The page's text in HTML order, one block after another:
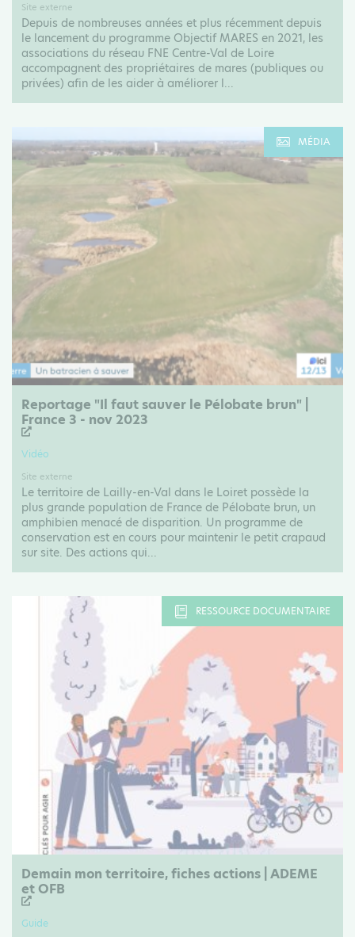
Site externe
Depuis de nombreuses années et plus récemment depuis
le lancement du programme Objectif MARES en 2021, les
associations du réseau FNE Centre-Val de Loire
accompagnent des propriétaires de mares (publiques ou
privées) afin de les aider à améliorer l...
MÉDIA
Reportage "Il faut sauver le Pélobate brun" |
France 3 - nov 2023
Vidéo
Site externe
Le territoire de Lailly-en-Val dans le Loiret possède la
plus grande population de France de Pélobate brun, un
amphibien menacé de disparition. Un programme de
conservation est en cours pour maintenir le petit crapaud
sur site. Des actions qui...
RESSOURCE DOCUMENTAIRE
Demain mon territoire, fiches actions | ADEME
et OFB
Guide